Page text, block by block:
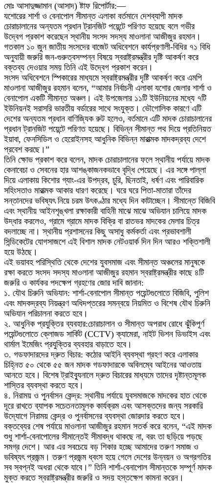
মোঃ আসাদুজ্জামান (আসাদ) ষ্টাফ রিপোর্টার:—
যশোরের শার্শা ও বেনাপোল সীমান্ত এলাকা বর্তমানে দেশব্যাপী মাদক
চোরাচালানের অন্যতম প্রধান ট্রানজিট পয়েন্টে পরিণত হয়েছে বলে গভীর
উদ্বেগ প্রকাশ করেছেন স্থানীয় সংসদ সদস্য মাওলানা আজীজুর রহমান।
গতকাল ১০ জুন জাতীয় সংসদের বাজেট অধিবেশনে কার্যপ্রণালী-বিধির ৭১ বিধি
অনুযায়ী জরুরি জন-গুরুত্বসম্পন্ন বিষয়ে স্বরাষ্ট্রমন্ত্রীর দৃষ্টি আকর্ষণ করে
বক্তব্য দেওয়ার সময় তিনি এই উদ্বেগ প্রকাশ করেন।
সংসদ অধিবেশনে স্পিকারের মাধ্যমে স্বরাষ্ট্রমন্ত্রীর দৃষ্টি আকর্ষণ করে এমপি
মাওলানা আজীজুর রহমান বলেন, “আমার নির্বাচনী এলাকা যশোর জেলার শার্শা ও
বেনাপোল একটি সীমান্ত অঞ্চল। এই উপজেলার ১১টি ইউনিয়নের মধ্যে ৭টি
ইউনিয়নই সরাসরি ভারতীয় বর্ডারের সাথে সংযুক্ত। ভৌগোলিক কারণে এটি
দেশের অন্যতম প্রধান বাণিজ্যিক রুট হলেও, বর্তমানে এটি মাদক চোরাচালানের
প্রধান ট্রানজিট পয়েন্টে পরিণত হয়েছে। বিভিন্ন সীমান্ত পথ দিয়ে প্রতিনিয়ত
ইয়াবা, ফেনসিডিল ও হেরোইনসহ আধুনিক বিভিন্ন মারাত্মক মাদকদ্রব্য দেশে
প্রবেশ করছে।”
তিনি ক্ষোভ প্রকাশ করে বলেন, মাদক চোরাচালানের ফলে স্থানীয় পর্যায়ে মাদক
কেনাবেচা ও সেবনের হার আশঙ্কাজনকভাবে বৃদ্ধি পেয়েছে। এর সঙ্গে পাল্লা
দিয়ে এলাকায় কিশোর গ্যাং-এর উপদ্রব, চুরি, ছিনতাই, ধর্ষণ এবং পারিবারিক
সহিংসতাও মারাত্মক আকার ধারণ করেছে। ঘরে ঘরে পিতা-মাতারা তাঁদের
সন্তানদের ভবিষ্যৎ নিয়ে চরম উৎকণ্ঠার মধ্যে দিন কাটাচ্ছেন। সীমান্তে বিজিবি
এবং স্থানীয় আইনশৃঙ্খলা রক্ষাকারী বাহিনী মাঝে মাঝে অভিযান চালিয়ে মাদক
উদ্ধার করলেও, গ্রামে গ্রামে মাদক বিক্রি বা রাতভর মাদকের মেলার চিত্র
বদলাচ্ছে না। স্থানীয় প্রশাসনের কিছু অসাধু কর্মকর্তা এবং প্রভাবশালী
সিন্ডিকেটের যোগসাজশে এই বিশাল মাদক নেটওয়ার্ক দিন দিন আরও শক্তিশালী
হয়ে উঠছে।
এই ভয়াবহ পরিস্থিতি থেকে দেশের যুবসমাজ এবং সীমান্ত অঞ্চলের মানুষকে
রক্ষা করতে সংসদ সদস্য মাওলানা আজীজুর রহমান স্বরাষ্ট্রমন্ত্রীর কাছে ৪টি
জরুরি ও কার্যকর পদক্ষেপ গ্রহণের জোর দাবি জানান:
১. যৌথ চিরুনি অভিযান: শার্শা-বেনাপোল সীমান্ত পয়েন্টগুলোতে বিজিবি, পুলিশ
এবং মাদকদ্রব্য নিয়ন্ত্রণ অধিদপ্তরের সমন্বয়ে নিয়মিত ও বিশেষ যৌথ চিরুনি
অভিযান পরিচালনা করতে হবে।
২. আধুনিক প্রযুক্তির ব্যবহার:চোরাচালান ও সীমান্ত অপরাধ রোধে ঝুঁকিপূর্ণ
পয়েন্টগুলোতে ক্লোজড সার্কিট (CCTV) ক্যামেরা, নাইট ভিশন ডিভাইস এবং
থার্মাল ইমেজিং প্রযুক্তির ব্যবহার বাড়াতে হবে।
৩. গডফাদারদের দ্রুত বিচার: কঠোর আইনি ব্যবস্থা গ্রহণ করে এলাকার
চিহ্নিত ৫০ থেকে ৫৫ জন মাদক গডফাদারকে অবিলম্বে আইনের আওতায়
আনতে হবে। বিশেষ ট্রাইব্যুনালে দ্রুত বিচারের মাধ্যমে তাদের দৃষ্টান্তমূলক
শাস্তির ব্যবস্থা করতে হবে।
৪. নিরাময় ও পুনর্বাসন কেন্দ্র: স্থানীয় পর্যায়ে যুবসমাজকে মাদকের হাত থেকে
দূরে রাখতে ব্যাপক সচেতনতামূলক কার্যক্রম এবং আসক্তদের জন্য সরকারি
উদ্যোগে নিরাময় কেন্দ্র ও পুনর্বাসনের ব্যবস্থা জোরদার করতে হবে।
বক্তব্যের শেষ পর্যায়ে মাওলানা আজীজুর রহমান সতর্ক করে বলেন, “এই মাদক
শুধু শার্শা-বেনাপোলের সীমান্তেই সীমাবদ্ধ থাকছে না, বরং তা ছড়িয়ে পড়ছে
সমগ্র দেশে। আর এর সবচেয়ে বড় শিকার হচ্ছে আমাদের তরুণ সমাজ ও
ভবিষ্যৎ প্রজন্ম। তরুণ প্রজন্ম ধ্বংস হয়ে গেলে দেশের উন্নয়ন ও অগ্রগতির
সব স্বপ্নই অধরা থেকে যাবে।” তিনি শার্শা-বেনাপোল সীমান্তকে সম্পূর্ণ মাদক
মুক্ত করতে স্বরাষ্ট্রমন্ত্রীর জরুরি ও সদয় হস্তক্ষেপ কামনা করেন।